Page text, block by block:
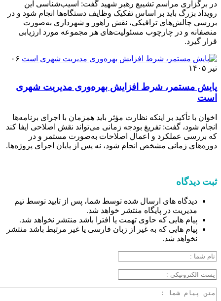
در برگزاری مراسم تشییع رهبر شهید گفت: آسیب‌شناسی این
رویداد بزرگ باید بر اساس تفکیک وظایف دستگاه‌ها انجام شود و در
بررسی چالش‌های ترافیکی، نقش راهور و شهرداری به‌صورت
منصفانه و در چارچوب مسئولیت‌های هر مجموعه مورد ارزیابی
قرار گیرد.
۰۶
تیر ۱۴۰۵
پایش مستمر، شرط افزایش بهره‌وری مدیریت شهری
است
اخوان با تأکید بر اینکه نظارت مؤثر باید همزمان با اجرای برنامه‌ها
انجام شود، گفت: تفریغ بودجه زمانی می‌تواند نقش اصلاحی ایفا کند
که بررسی عملکرد و اعمال اصلاحات به‌صورت مستمر و در
دوره‌های زمانی مشخص انجام شود، نه پس از پایان اجرای پروژه‌ها.
ثبت دیدگاه
دیدگاه های ارسال شده توسط شما، پس از تایید توسط تیم
مدیریت در پایگاه منتشر خواهد شد.
پیام هایی که حاوی تهمت یا افترا باشد منتشر نخواهد شد.
پیام هایی که به غیر از زبان فارسی یا غیر مرتبط باشد منتشر
نخواهد شد.